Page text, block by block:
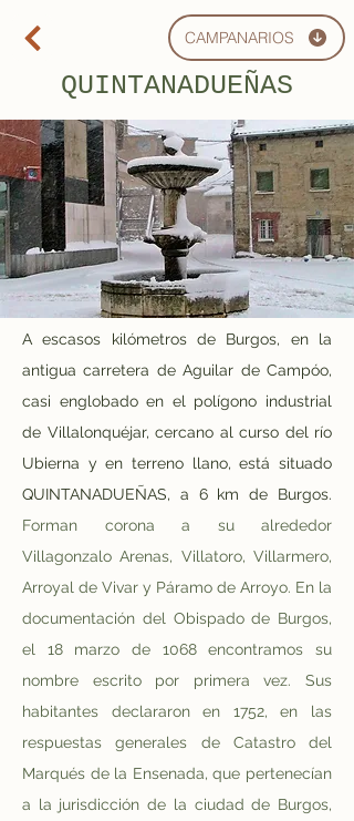
CAMPANARIOS
QUINTANADUEÑAS
A escasos kilómetros de Burgos, en la
antigua carretera de Aguilar de Campóo,
casi englobado en el polígono industrial
de Villalonquéjar, cercano al curso del río
Ubierna y en terreno llano, está situado
Forman corona a su alrededor
Villagonzalo Arenas, Villatoro, Villarmero,
Arroyal de Vivar y Páramo de Arroyo. En la
documentación del Obispado de Burgos,
el 18 marzo de 1068 encontramos su
nombre escrito por primera vez. Sus
habitantes declararon en 1752, en las
respuestas generales de Catastro del
Marqués de la Ensenada, que pertenecían
a la jurisdicción de la ciudad de Burgos,